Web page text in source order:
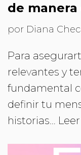
de
por Diana
Para
relevantes y
fundamental
definir tu
historias…